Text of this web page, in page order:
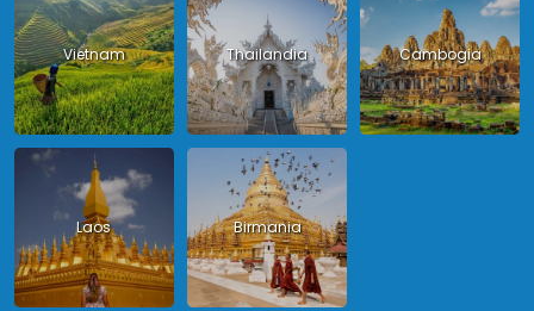
Vietnam Thailandia Cambogia
Laos Birmania